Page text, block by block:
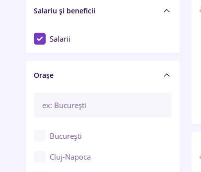
Salariu și beneficii
Salarii
Orașe
București
Cluj-Napoca